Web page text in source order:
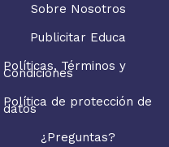
Sobre Nosotros
Publicitar Educa
Políticas, Términos y
Condiciones
Política de protección de
datos
¿Preguntas?